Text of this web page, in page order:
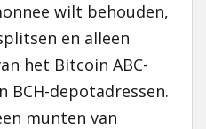
wilt behouden,
en alleen
het Bitcoin ABC-
BCH-depotadressen.
munten van